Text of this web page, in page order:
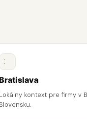
Lokálny kontext pre firmy v
Slovensku.